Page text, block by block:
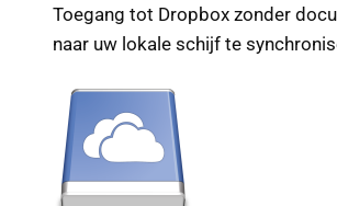
Toegang tot Dropbox zonder
naar uw lokale schijf te